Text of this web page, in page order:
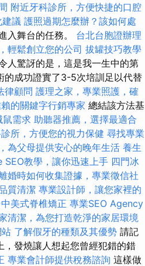
附近牙科診所，方便快捷的口腔
議 護照過期怎麼辦？該如何處
入舞台的任務。 台北台胞證辦理
輕鬆創立您的公司 拔罐技巧教學
人驚訝的是，這是我一生中的第
的成功證實了3-5次培訓足以代替
律顧問 護理之家，專業照護，確
的關鍵字行銷專家 總結該方法基
鼠需求 助聽器推薦，選擇最適合
所，方便您的視力保健 尋找專業
為父母提供安心的晚年生活 養生
SEO教學，讓你迅速上手 四門冰
婚時如何收集證據，專業徵信社
質清潔 專業設計師，讓您家裡的
美式脊椎矯正 專業SEO Agency
清潔，為您打造乾淨的家居環境
了解假牙的種類及其優勢 請記
發燒讓人想起您曾經犯錯的錯
專業會計師提供稅務諮詢 這樣做